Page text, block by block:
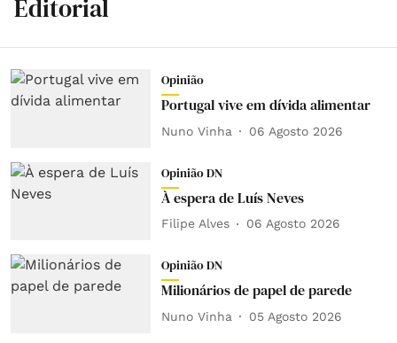
Editorial
Opinião
Portugal vive em dívida alimentar
Nuno Vinha 06 Agosto 2026
Opinião DN
À espera de Luís Neves
Filipe Alves 06 Agosto 2026
Opinião DN
Milionários de papel de parede
Nuno Vinha 05 Agosto 2026